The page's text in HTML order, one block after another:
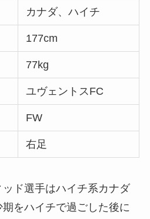
カナダ、ハイチ
177cm
77kg
ユヴェントスFC
FW
右足
ド選手はハイチ系カナダ
をハイチで過ごした後に